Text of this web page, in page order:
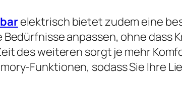
elektrisch bietet zudem eine
anpassen, ohne
des weiteren sorgt je mehr
Funktionen, sodass Sie Ihre